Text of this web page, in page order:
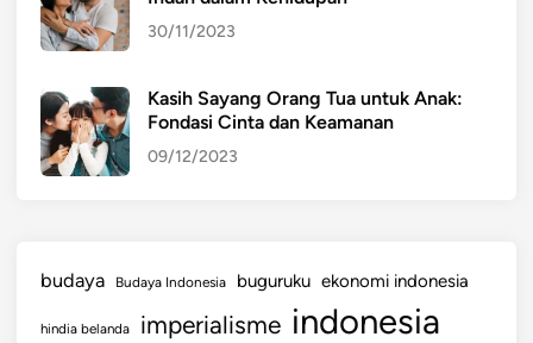
30/11/2023
Kasih Sayang Orang Tua untuk Anak:
Fondasi Cinta dan Keamanan
09/12/2023
budaya Budaya Indonesia buguruku ekonomi indonesia
hindia belanda imperialisme indonesia